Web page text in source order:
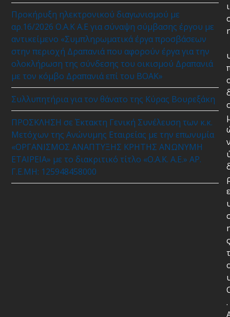
Προκήρυξη ηλεκτρονικού διαγωνισμού με
αρ.16/2026 Ο.Α.Κ Α.Ε για σύναψη σύμβασης έργου με
αντικείμενο «Συμπληρωματικά έργα προσβάσεων
στην περιοχή Δραπανιά που αφορούν έργα για την
ολοκλήρωση της σύνδεσης του οικισμού Δραπανιά
με τον κόμβο Δραπανιά επί του ΒΟΑΚ»
Συλλυπητήρια για τον θάνατο της Κύρας Βουρεξάκη
ΠΡΟΣΚΛΗΣΗ σε Έκτακτη Γενική Συνέλευση των κ.κ.
Μετόχων της Ανώνυμης Εταιρείας με την επωνυμία
«ΟΡΓΑΝΙΣΜΟΣ ΑΝΑΠΤΥΞΗΣ ΚΡΗΤΗΣ ΑΝΩΝΥΜΗ
ΕΤΑΙΡΕΙΑ» με το διακριτικό τίτλο «Ο.Α.Κ. Α.Ε.» ΑΡ.
Γ.Ε.ΜΗ: 125948458000
ι
ε
ς
τ
.